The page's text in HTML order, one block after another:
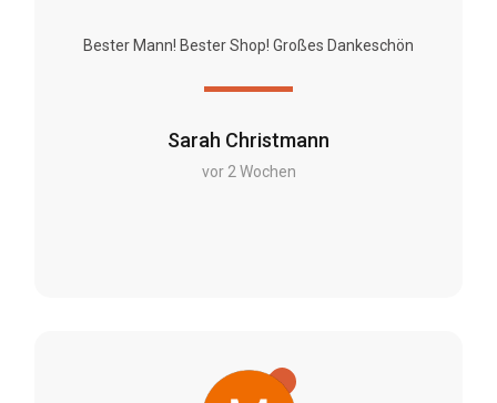
Sarah Christmann
vor 2 Wochen
Bester Mann! Bester Shop! Großes Dankeschön